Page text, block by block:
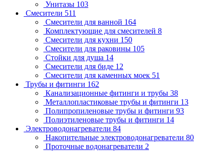
Унитазы 103
Смесители 511
Смесители для ванной 164
Комплектующие для смесителей 8
Смесители для кухни 150
Смесители для раковины 105
Стойки для душа 14
Смесители для биде 12
Смесители для каменных моек 51
Трубы и фитинги 162
Канализационные фитинги и трубы 38
Металлопластиковые трубы и фитинги 13
Полипропиленовые трубы и фитинги 93
Полиэтиленовые трубы и фитинги 14
Электроводонагреватели 84
Накопительные электроводонагреватели 80
Проточные водонагреватели 2